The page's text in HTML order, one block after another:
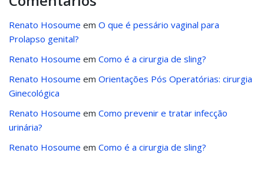
Renato Hosoume em O que é pessário vaginal para
Prolapso genital?
Renato Hosoume em Como é a cirurgia de sling?
Renato Hosoume em Orientações Pós Operatórias: cirurgia
Ginecológica
Renato Hosoume em Como prevenir e tratar infecção
urinária?
Renato Hosoume em Como é a cirurgia de sling?